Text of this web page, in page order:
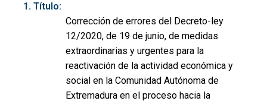
Título:
Corrección de errores del Decreto-ley
12/2020, de 19 de junio, de medidas
extraordinarias y urgentes para la
reactivación de la actividad económica y
social en la Comunidad Autónoma de
Extremadura en el proceso hacia la